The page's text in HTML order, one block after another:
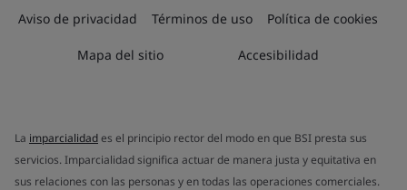
Aviso de privacidad Términos de uso Política de cookies
Mapa del sitio Accesibilidad
La imparcialidades el principio rector del modo en que BSI presta sus
servicios. Imparcialidad significa actuar de manera justa y equitativa en
sus relaciones con las personas y en todas las operaciones comerciales.